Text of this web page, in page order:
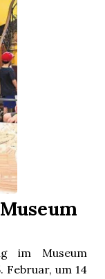
im Museum
Februar, um 14